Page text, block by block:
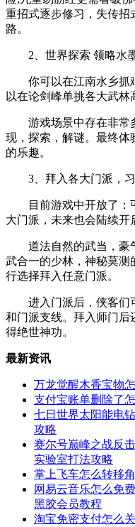
重招式逐步修习，失传招
路。
2、世界探索 领略水
你可以在江南水乡抓
以在论剑峰单挑各大武林高
游戏场景中存在非常
现，探索，解谜。最终体
的乐趣。
3、拜入各大门派，习
目前游戏中开放了：
大门派，未来也会陆续开
道法自然的武当，豪
武合一的少林，神秘莫测
行选择拜入任意门派。
进入门派后，侠客们
和门派支线。拜入师门后
得绝世神功。
最新资讯
万龙觉醒木香宝物
支付宝账单删除了
七日世界太阳能电
攻略
赛尔号巅峰之战反
实验室打法攻略
掌上飞车怎么转移
网易云音乐怎么免
黑胶会员教程
淘宝免密支付怎么